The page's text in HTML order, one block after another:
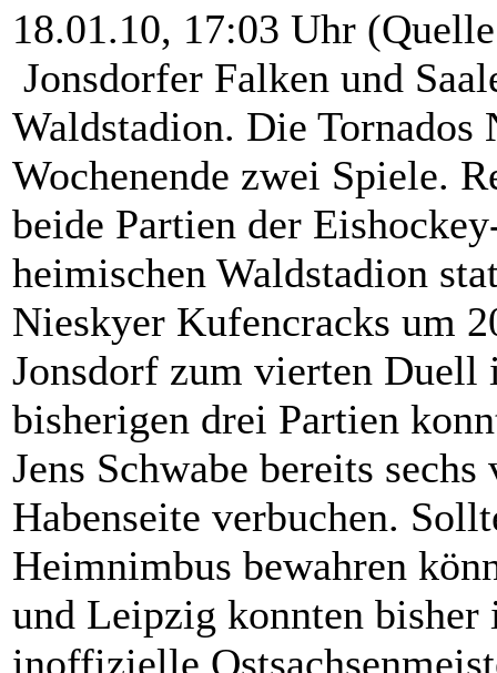
18.01.10, 17:03 Uhr
Jonsdorfer Falken und
Waldstadion. Die Tornados
Wochenende zwei Spiele.
beide Partien der
heimischen Waldstadion
Nieskyer Kufencracks um
Jonsdorf zum vierten Duell
bisherigen drei Partien
Jens Schwabe bereits
Habenseite verbuchen.
Heimnimbus bewahren
und Leipzig konnten
inoffizielle